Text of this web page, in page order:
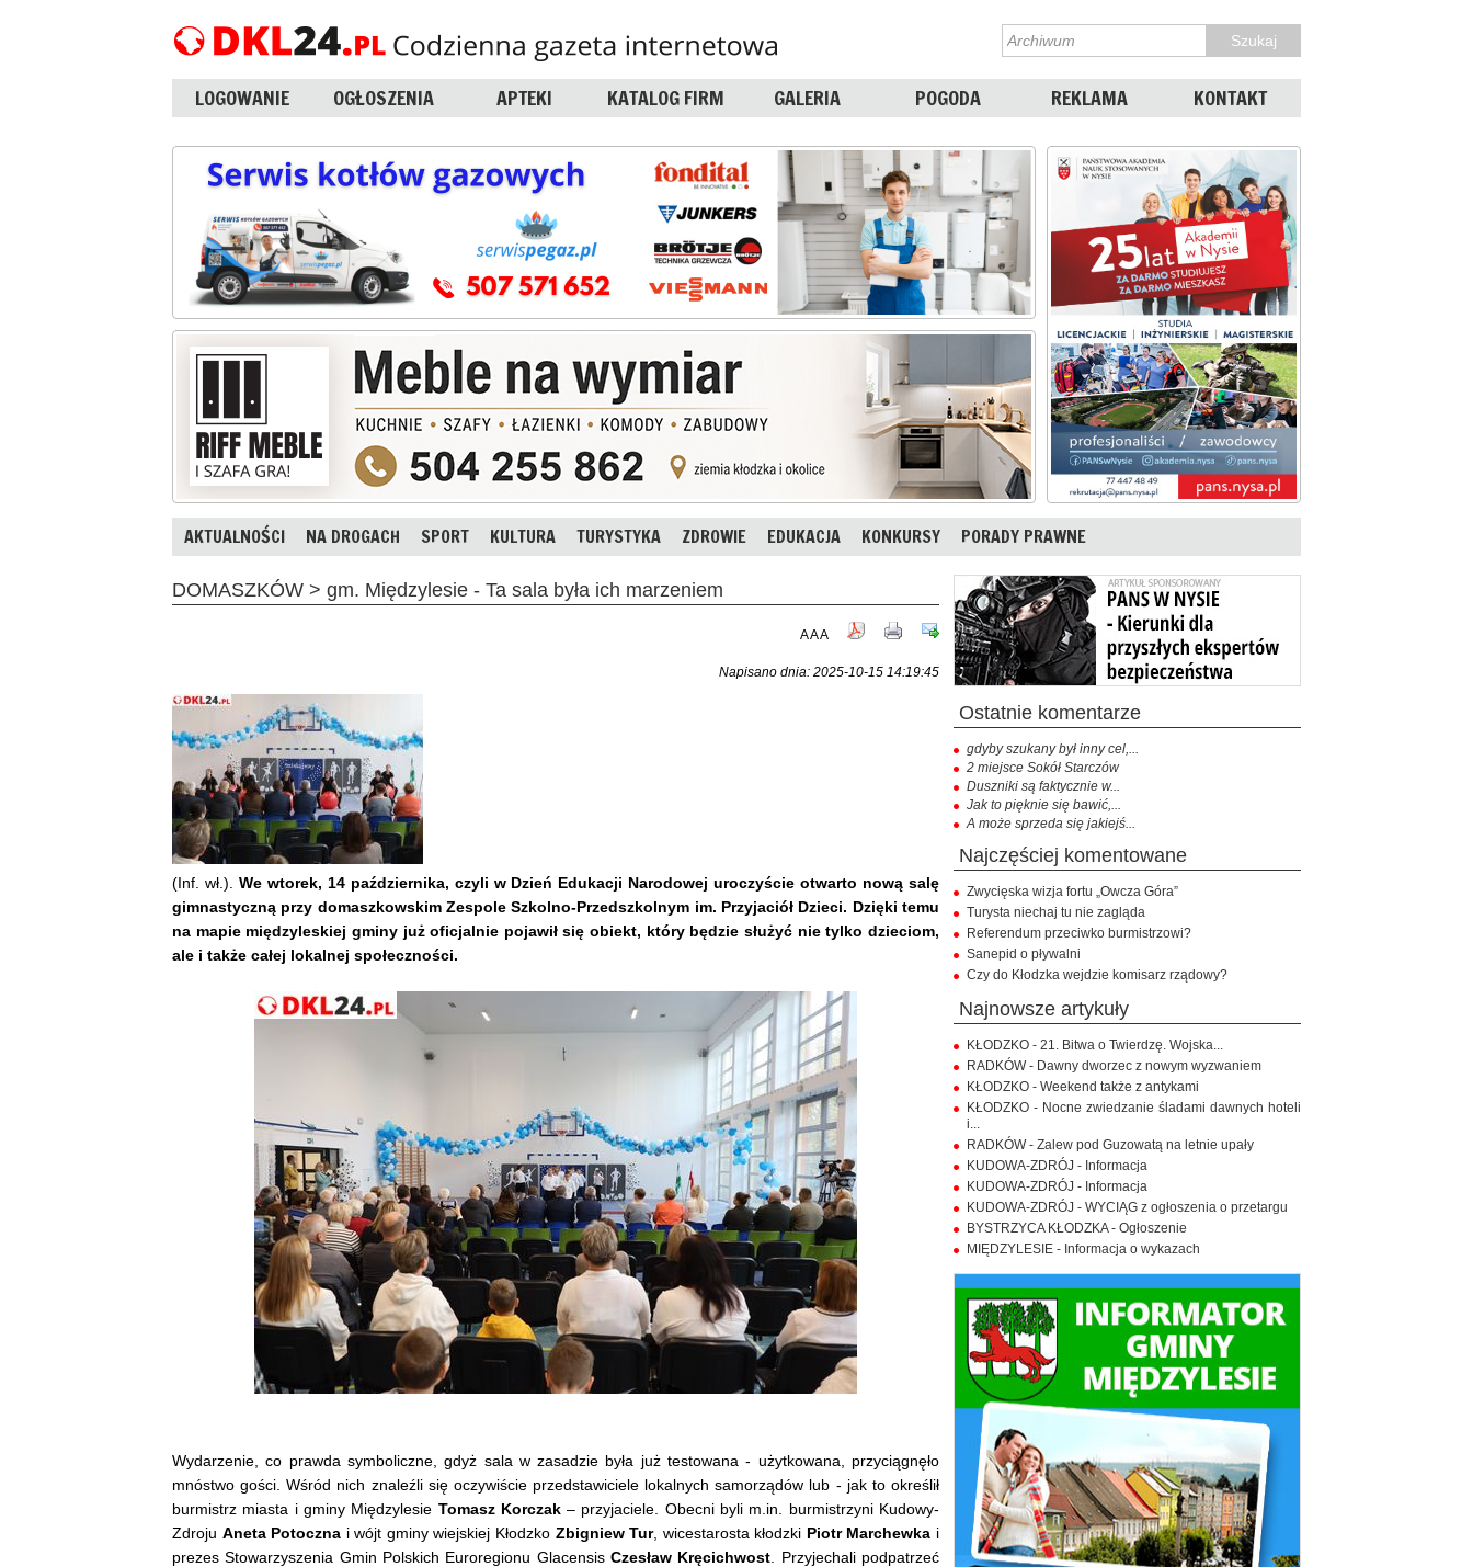
LOGOWANIE OGŁOSZENIA APTEKI KATALOG FIRM GALERIA POGODA REKLAMA KONTAKT
AKTUALNOŚCI NA DROGACH SPORT KULTURA TURYSTYKA ZDROWIE EDUKACJA KONKURSY PORADY PRAWNE
DOMASZKÓW > gm. Międzylesie - Ta sala była ich marzeniem
AAA
Napisano dnia: 2025-10-15 14:19:45
(Inf. wł.). We wtorek, 14 października, czyli w Dzień Edukacji Narodowej uroczyście otwarto nową salę
gimnastyczną przy domaszkowskim Zespole Szkolno-Przedszkolnym im. Przyjaciół Dzieci. Dzięki temu
na mapie międzyleskiej gminy już oficjalnie pojawił się obiekt, który będzie służyć nie tylko dzieciom,
ale i także całej lokalnej społeczności.
Wydarzenie, co prawda symboliczne, gdyż sala w zasadzie była już testowana - użytkowana, przyciągnęło
mnóstwo gości. Wśród nich znaleźli się oczywiście przedstawiciele lokalnych samorządów lub - jak to określił
burmistrz miasta i gminy Międzylesie Tomasz Korczak– przyjaciele. Obecni byli m.in. burmistrzyni Kudowy-
Zdroju Aneta Potoczna i wójt gminy wiejskiej Kłodzko Zbigniew Tur, wicestarosta kłodzki Piotr Marchewka i
prezes Stowarzyszenia Gmin Polskich Euroregionu Glacensis Czesław Kręcichwost . Przyjechali podpatrzeć
ostatnie komentarze
gdyby szukany był inny cel,...
2 miejsce Sokół Starczów
Duszniki są faktycznie w...
Jak to pięknie się bawić,...
A może sprzeda się jakiejś...
najczęściej komentowane
Zwycięska wizja fortu „Owcza Góra”
Turysta niechaj tu nie zagląda
Referendum przeciwko burmistrzowi?
Sanepid o pływalni
Czy do Kłodzka wejdzie komisarz rządowy?
najnowsze artykuły
KŁODZKO - 21. Bitwa o Twierdzę. Wojska...
RADKÓW - Dawny dworzec z nowym wyzwaniem
KŁODZKO - Weekend także z antykami
KŁODZKO - Nocne zwiedzanie śladami dawnych hoteli
i...
RADKÓW - Zalew pod Guzowatą na letnie upały
KUDOWA-ZDRÓJ - Informacja
KUDOWA-ZDRÓJ - Informacja
KUDOWA-ZDRÓJ - WYCIĄG z ogłoszenia o przetargu
BYSTRZYCA KŁODZKA - Ogłoszenie
MIĘDZYLESIE - Informacja o wykazach